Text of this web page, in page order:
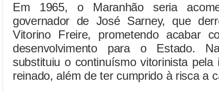
Em 1965, o Maranhão seria
governador de José Sarney, que
Vitorino Freire, prometendo acabar
desenvolvimento para o Estado.
substituiu o continuísmo vitorinista
reinado, além de ter cumprido à risca a